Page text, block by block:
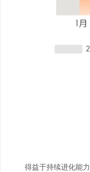
得益于持续进化能